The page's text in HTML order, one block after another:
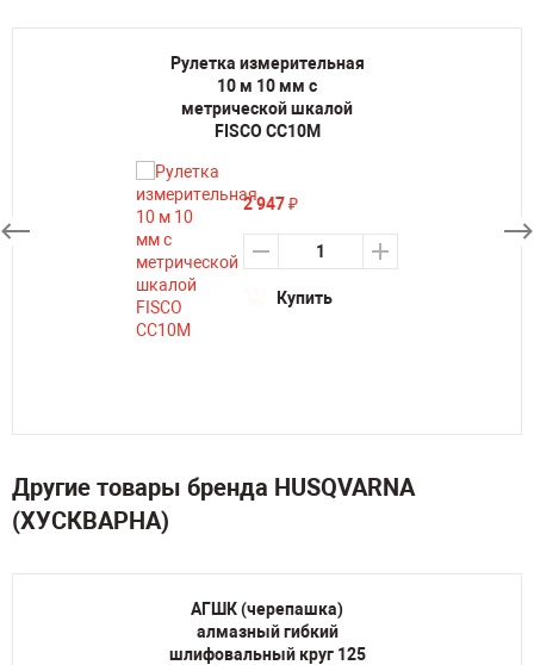
Рулетка измерительная
10 м 10 мм с
метрической шкалой
FISCO CC10M
2 947₽
Купить
Другие товары бренда HUSQVARNA
(ХУСКВАРНА)
АГШК (черепашка)
алмазный гибкий
шлифовальный круг 125